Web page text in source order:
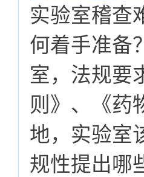
实验室稽查
何着手准备
室，法规要
则》、《药
地，实验室
规性提出哪